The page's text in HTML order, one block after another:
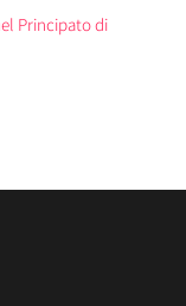
Principato di